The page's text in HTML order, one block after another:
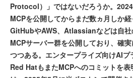
Protocol）」ではないだろうか。
MCPを公開してからまだ数ヵ月しか
GitHubやAWS、Atlassianなどは自社
MCPサーバー群を公開しており、確
つつある。エンタープライズ向けAI
Red HatもまたMCPへのコミットを